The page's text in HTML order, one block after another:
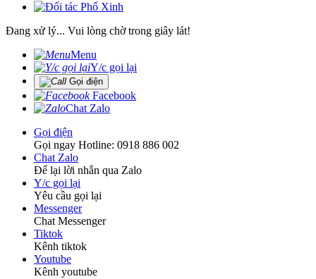
Đang xử lý... Vui lòng chờ trong giây lát!
Menu
Y/c gọi lại
Gọi điện
Facebook
Chat Zalo
Gọi điện
Gọi ngay Hotline: 0918 886 002
Chat Zalo
Để lại lời nhắn qua Zalo
Y/c gọi lại
Yêu cầu gọi lại
Messenger
Chat Messenger
Tiktok
Kênh tiktok
Youtube
Kênh youtube